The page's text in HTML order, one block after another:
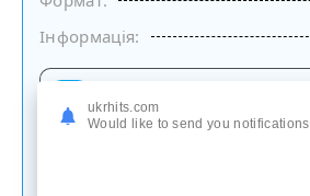
Інформація:
на сайті
ukrhits.com
Would like to send you notifications